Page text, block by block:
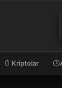
Kriptolar